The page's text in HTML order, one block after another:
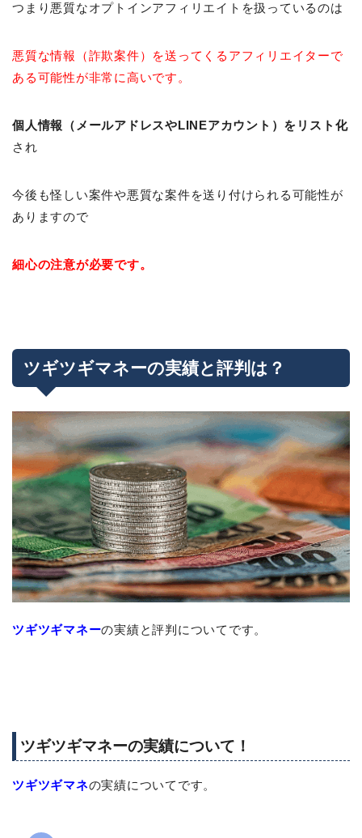
つまり悪質なオプトインアフィリエイトを扱っているのは
悪質な情報（詐欺案件）を送ってくるアフィリエイターで
ある可能性が非常に高いです。
個人情報（メールアドレスやLINEアカウント）をリスト化
され
今後も怪しい案件や悪質な案件を送り付けられる可能性が
ありますので
細心の注意が必要です。
ツギツギマネーの実績と評判は？
ツギツギマネーの実績と評判についてです。
ツギツギマネーの実績について！
ツギツギマネの実績についてです。